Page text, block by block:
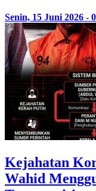
Senin, 15 Juni 2026 -
Kejahatan
Wahid